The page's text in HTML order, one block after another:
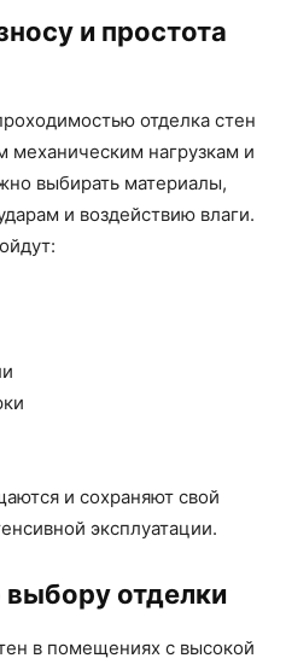
и простота
отделка стен
нагрузкам и
выбирать материалы,
и воздействию влаги.
и сохраняют свой
эксплуатации.
отделки
в помещениях с высокой